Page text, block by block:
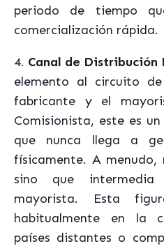
periodo de tiempo
comercialización rápida.
4. Canal de Distribución
elemento al circuito
fabricante y el
Comisionista, este es
que nunca llega a
físicamente. A
sino que
mayorista. Esta
habitualmente en la
países distantes o